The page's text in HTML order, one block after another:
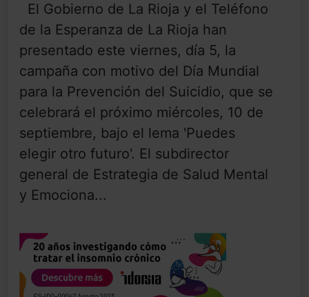
El Gobierno de La Rioja y el Teléfono
de la Esperanza de La Rioja han
presentado este viernes, día 5, la
campaña con motivo del Día Mundial
para la Prevención del Suicidio, que se
celebrará el próximo miércoles, 10 de
septiembre, bajo el lema 'Puedes
elegir otro futuro'. El subdirector
general de Estrategia de Salud Mental
y Emociona...